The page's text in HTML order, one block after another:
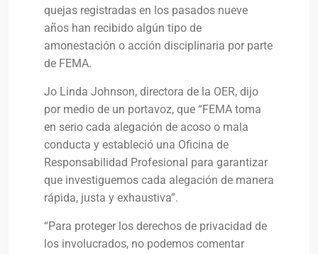
quejas registradas en los pasados nueve
años han recibido algún tipo de
amonestación o acción disciplinaria por parte
de FEMA.
Jo Linda Johnson, directora de la OER, dijo
por medio de un portavoz, que “FEMA toma
en serio cada alegación de acoso o mala
conducta y estableció una Oficina de
Responsabilidad Profesional para garantizar
que investiguemos cada alegación de manera
rápida, justa y exhaustiva”.
“Para proteger los derechos de privacidad de
los involucrados, no podemos comentar